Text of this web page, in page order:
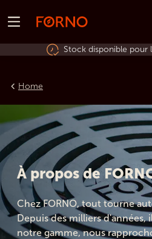
Home
À propos de
Chez FORNO, tout tourne
Depuis des milliers d'années,
notre gamme, nous